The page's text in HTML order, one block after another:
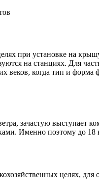
при установке на
на станциях. Для
когда тип и форма
зачастую выступает
Именно поэтому до 18
целях,